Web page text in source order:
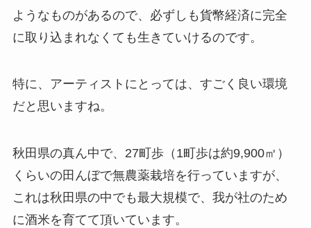
ようなものがあるので、必ずしも貨幣経済に完全
に取り込まれなくても生きていけるのです。
特に、アーティストにとっては、すごく良い環境
だと思いますね。
秋田県の真ん中で、27町歩（1町歩は約9,900㎡）
くらいの田んぼで無農薬栽培を行っていますが、
これは秋田県の中でも最大規模で、我が社のため
に酒米を育てて頂いています。